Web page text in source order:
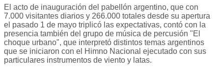
El acto de inauguración del pabellón argentino, que con
7.000 visitantes diarios y 266.000 totales desde su apertura
el pasado 1 de mayo triplicó las expectativas, contó con la
presencia también del grupo de música de percusión "El
choque urbano", que interpretó distintos temas argentinos
que se iniciaron con el Himno Nacional ejecutado con sus
particulares instrumentos de viento y latas.